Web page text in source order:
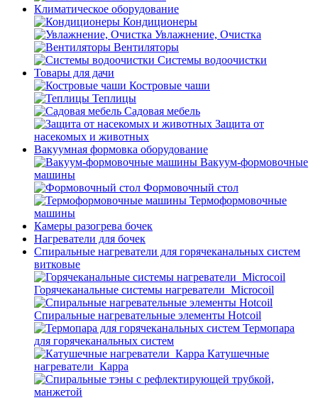
Климатическое оборудование
Кондиционеры
Увлажнение, Очистка
Вентиляторы
Системы водоочистки
Товары для дачи
Костровые чаши
Теплицы
Садовая мебель
Защита от
насекомых и животных
Вакуумная формовка оборудование
Вакуум-формовочные
машины
Формовочный стол
Термоформовочные
машины
Камеры разогрева бочек
Нагреватели для бочек
Спиральные нагреватели для горячеканальных систем
витковые
Горячеканальные системы нагреватели_Microcoil
Спиральные нагревательные элементы Hotcoil
Термопара
для горячеканальных систем
Катушечные
нагреватели_Карра